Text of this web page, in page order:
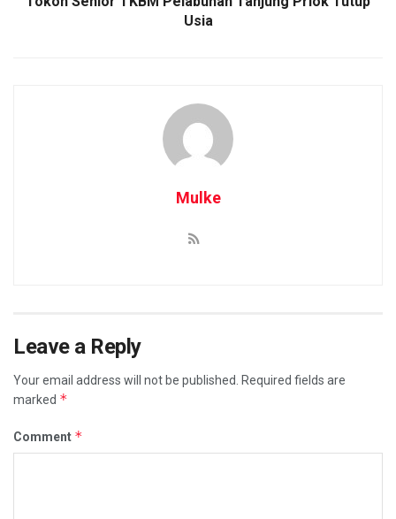
Usia
Mulke
Leave a Reply
Your email address will not be published.
Required fields are
marked *
Comment *